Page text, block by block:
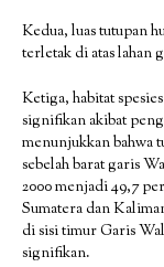
Kedua, luas tutupan
terletak di atas lahan
Ketiga, habitat
signifikan akibat
menunjukkan bahwa
sebelah barat garis
2000 menjadi 49,7
Sumatera dan
di sisi timur Garis
signifikan.